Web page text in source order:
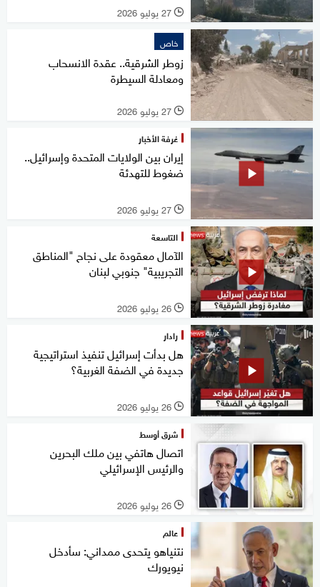
l 27 يوليو 2026
خاص
زوطر الشرقية.. عقدة الانسحاب
ومعادلة السيطرة
l 27 يوليو 2026
غرفة الأخبار
إيران بين الولايات المتحدة وإسرائيل..
ضغوط للتهدئة
l 27 يوليو 2026
التاسعة
الآمال معقودة على نجاح "المناطق
التجريبية" جنوبي لبنان
l 26 يوليو 2026
رادار
هل بدأت إسرائيل تنفيذ استراتيجية
جديدة في الضفة الغربية؟
l 26 يوليو 2026
شرق أوسط
اتصال هاتفي بين ملك البحرين
والرئيس الإسرائيلي
l 26 يوليو 2026
عالم
نتنياهو يتحدى ممداني: سأدخل
نيويورك